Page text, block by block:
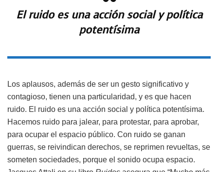
El ruido es una acción social y política
potentísima
Los aplausos, además de ser un gesto significativo y
contagioso, tienen una particularidad, y es que hacen
ruido. El ruido es una acción social y política potentísima.
Hacemos ruido para jalear, para protestar, para aprobar,
para ocupar el espacio público. Con ruido se ganan
guerras, se reivindican derechos, se reprimen revueltas, se
someten sociedades, porque el sonido ocupa espacio.